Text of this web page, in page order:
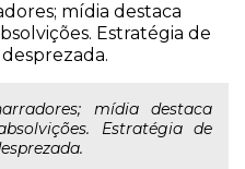
mídia destaca
Estratégia de
mídia destaca
Estratégia de